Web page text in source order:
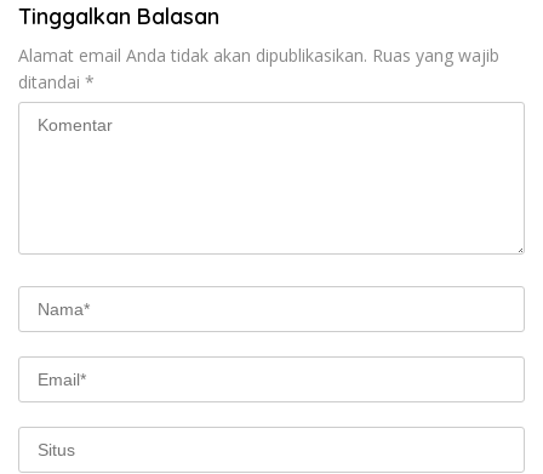
Tinggalkan Balasan
Alamat email Anda tidak akan dipublikasikan. Ruas yang wajib
ditandai *